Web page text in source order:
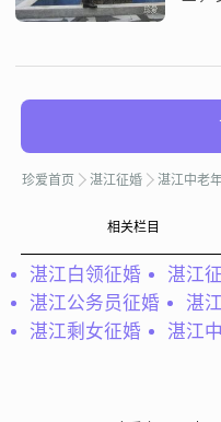
湛
历
入在
度
做到
珍爱首页 湛江征婚 湛江中老
相关栏目
湛江白领征婚 湛江
湛江公务员征婚
湛
湛江剩女征婚
湛江